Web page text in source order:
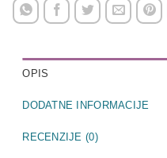
OPIS
DODATNE INFORMACIJE
RECENZIJE (0)